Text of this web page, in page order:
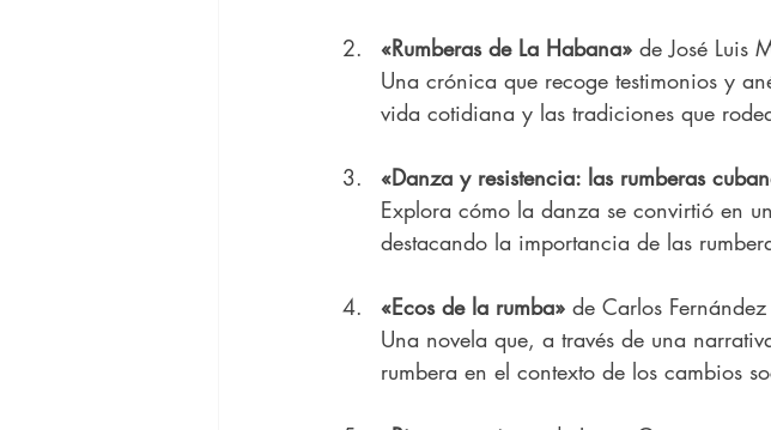
«Rumberas de La Habana» de José Luis
Una crónica que recoge testimonios y
vida cotidiana y las tradiciones que
«Danza y resistencia: las rumberas
Explora cómo la danza se convirtió en
destacando la importancia de las
«Ecos de la rumba» de Carlos Fernández
Una novela que, a través de una
rumbera en el contexto de los cambios